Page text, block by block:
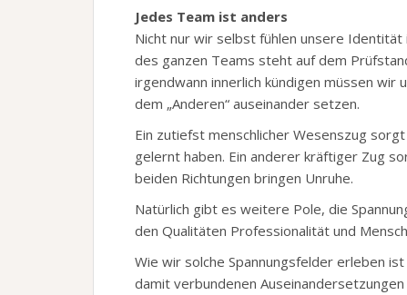
Jedes Team ist anders
Nicht nur wir selbst fühlen unsere
des ganzen Teams steht auf dem
irgendwann innerlich kündigen müssen wir
dem „Anderen“ auseinander setzen.
Ein zutiefst menschlicher Wesenszug
gelernt haben. Ein anderer kräftiger Zug
beiden Richtungen bringen Unruhe.
Natürlich gibt es weitere Pole, die
den Qualitäten Professionalität und
Wie wir solche Spannungsfelder erleben
damit verbundenen